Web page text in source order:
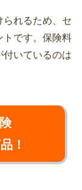
られるため、セ
トです。保険料
付いているのは
！